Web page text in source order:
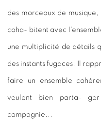
des morceaux de
coha- bitent avec
une multiplicité de détails
des instants fugaces. Il
faire un ensemble
veulent bien parta-
compagnie...